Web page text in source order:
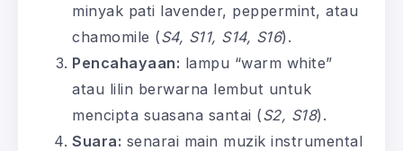
minyak pati lavender, peppermint, atau
chamomile (S4, S11, S14, S16).
Pencahayaan: lampu “warm white”
atau lilin berwarna lembut untuk
mencipta suasana santai (S2, S18).
Suara: senarai main muzik instrumental